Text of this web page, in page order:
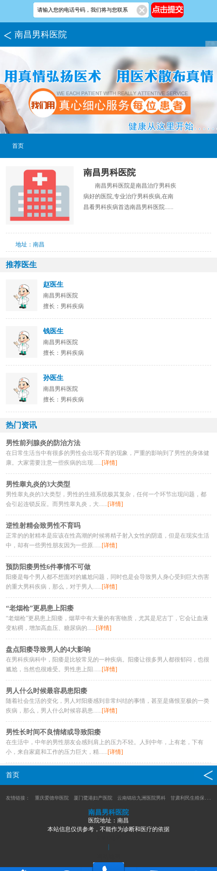
南昌男科医院
首页
南昌男科医院
南昌男科医院是南昌治疗男科疾
病好的医院,专业治疗男科疾病,在南
昌看男科疾病首选南昌男科医院......
地址：南昌
推荐医生
赵医生
南昌男科医院
擅长：男科疾病
钱医生
南昌男科医院
擅长：男科疾病
孙医生
南昌男科医院
擅长：男科疾病
热门资讯
男性前列腺炎的防治方法
在日常生活当中有很多的男性会出现不育的现象，严重的影响到了男性的身体健
康。大家需要注意一些疾病的出现......[详情]
男性睾丸炎的3大类型
男性睾丸炎的3大类型，男性的生殖系统极其复杂，任何一个环节出现问题，都
会引起连锁反应。而男性睾丸炎，大......[详情]
逆性射精会致男性不育吗
正常的的射精本是应该在性高潮的时候将精子射入女性的阴道，但是在现实生活
中，却有一些男性朋友因为一些原......[详情]
预防阳痿男性6件事情不可做
阳痿是每个男人都不想面对的尴尬问题，同时也是会导致男人身心受到巨大伤害
的重大男科疾病，那么，对于男人......[详情]
“老烟枪”更易患上阳痿
“老烟枪”更易患上阳痿，烟草中有大量的有害物质，尤其是尼古丁，它会让血液
变粘稠，增加高血压、糖尿病的......[详情]
盘点阳痿导致男人的4大影响
在男科疾病科中，阳痿是比较常见的一种疾病。阳痿让很多男人都很郁闷，也很
尴尬，当然也很难受。男性患上阳......[详情]
男人什么时候最容易患阳痿
随着社会生活的变化，男人对阳痿感到非常纠结的事情，甚至是痛恨至极的一类
疾病，那么，男人什么时候容易患......[详情]
男性长时间不良情绪或导致阳痿
在生活中，中年的男性朋友会感到肩上的压力不轻。人到中年，上有老，下有
小，来自家庭和工作的压力巨大，精......[详情]
首页
友情链接： 重庆爱德华医院 厦门鹭港妇产医院 云南锦欣九洲医院男科 甘肃利民生殖保健医院
南昌男科医院
医院地址：南昌
本站信息仅供参考，不能作为诊断和医疗的依据